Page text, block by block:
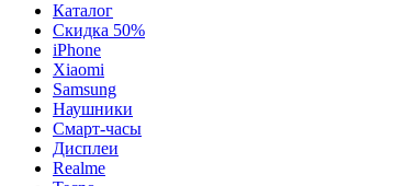
Каталог
Скидка 50%
iPhone
Xiaomi
Samsung
Наушники
Смарт-часы
Дисплеи
Realme